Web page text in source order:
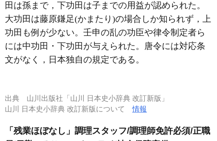
田は孫まで，下功田は子までの用益が認められた。
大功田は藤原鎌足(かまたり)の場合しか知られず，上
功田も例が少ない。壬申の乱の功臣や律令制定者ら
には中功田・下功田が与えられた。唐令には対応条
文がなく，日本独自の規定である。
出典 山川出版社「山川 日本史小辞典 改訂新版」
山川 日本史小辞典 改訂新版について情報
「残業ほぼなし」調理スタッフ/調理師免許必須/正職